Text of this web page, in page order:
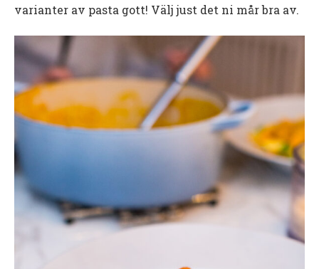
varianter av pasta gott! Välj just det ni mår bra av.